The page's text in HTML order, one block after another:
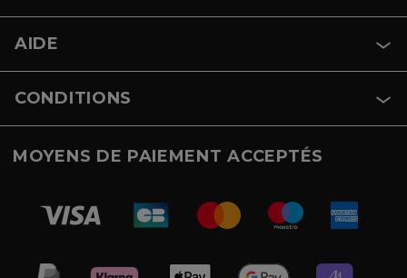
AIDE
CONDITIONS
MOYENS DE PAIEMENT ACCEPTÉS